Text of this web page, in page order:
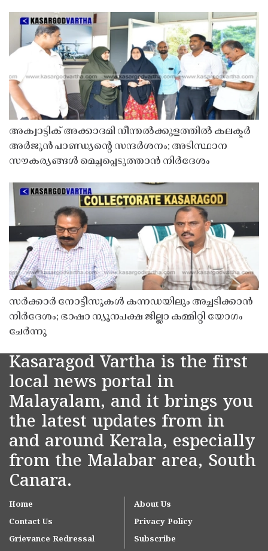
അക്വാട്ടിക് അക്കാദമി നീന്തൽക്കുളത്തിൽ കലക്ടർ
അർജുൻ പാണ്ഡ്യൻ്റെ സന്ദർശനം; അടിസ്ഥാന
സൗകര്യങ്ങൾ മെച്ചപ്പെടുത്താൻ നിർദേശം
സർക്കാർ നോട്ടീസുകൾ കന്നഡയിലും അച്ചടിക്കാൻ
നിർദേശം; ഭാഷാ ന്യൂനപക്ഷ ജില്ലാ കമ്മിറ്റി യോഗം
ചേർന്നു
Kasaragod Vartha is the first
local news portal in
Malayalam, and it brings you
the latest updates from in
and around Kerala, especially
from the Malabar area, South
Canara.
Home
About Us
Contact Us
Privacy Policy
Grievance Redressal
Subscribe